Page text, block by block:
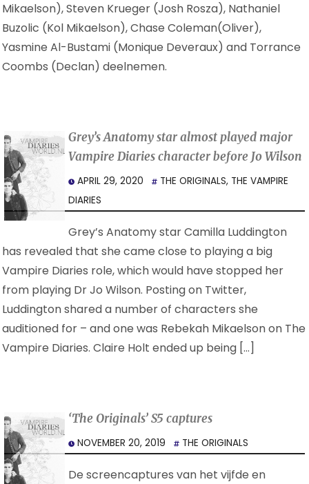
Mikaelson), Steven Krueger (Josh Rosza), Nathaniel
Buzolic (Kol Mikaelson), Chase Coleman(Oliver),
Yasmine Al-Bustami (Monique Deveraux) and Torrance
Coombs (Declan) deelnemen.
Grey’s Anatomy star almost played major
Vampire Diaries character before Jo Wilson
APRIL 29, 2020 THE ORIGINALS, THE VAMPIRE
DIARIES
Grey’s Anatomy star Camilla Luddington
has revealed that she came close to playing a big
Vampire Diaries role, which would have stopped her
from playing Dr Jo Wilson. Posting on Twitter,
Luddington shared a number of characters she
auditioned for – and one was Rebekah Mikaelson on The
Vampire Diaries. Claire Holt ended up being […]
‘The Originals’ S5 captures
NOVEMBER 20, 2019 THE ORIGINALS
De screencaptures van het vijfde en